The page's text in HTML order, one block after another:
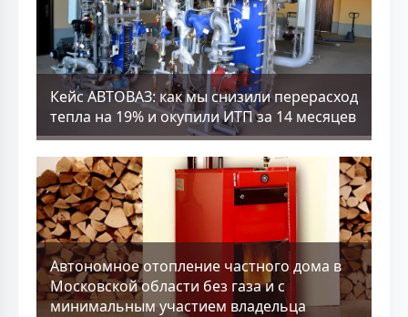
Кейс АВТОВАЗ: как мы снизили перерасход
тепла на 19% и окупили ИТП за 14 месяцев
Aвтономное отопление частного дома в
Московской области без газа и с
минимальным участием владельца